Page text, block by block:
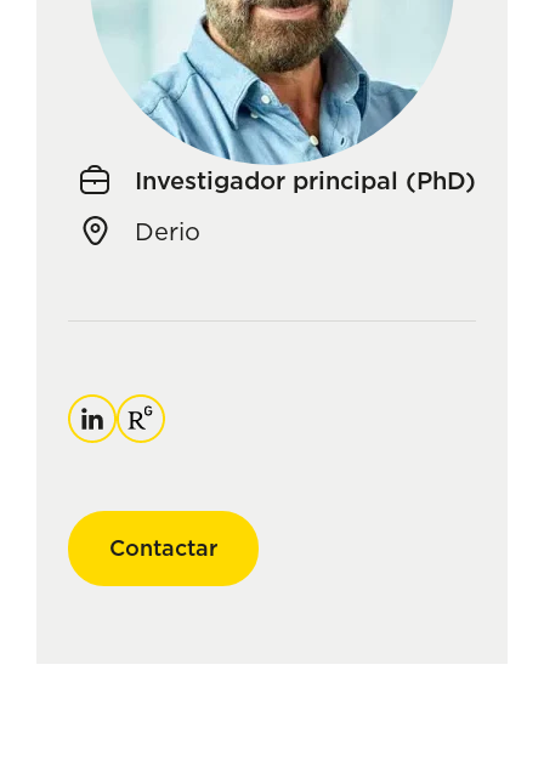
Investigador principal (PhD)
Derio
LinkedinResearchGate
Contactar